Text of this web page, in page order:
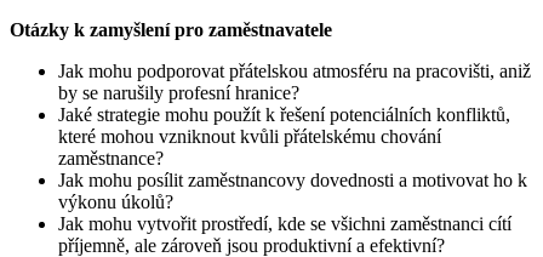
Otázky k zamyšlení pro zaměstnavatele
Jak mohu podporovat přátelskou atmosféru na pracovišti, aniž
by se narušily profesní hranice?
Jaké strategie mohu použít k řešení potenciálních konfliktů,
které mohou vzniknout kvůli přátelskému chování
zaměstnance?
Jak mohu posílit zaměstnancovy dovednosti a motivovat ho k
výkonu úkolů?
Jak mohu vytvořit prostředí, kde se všichni zaměstnanci cítí
příjemně, ale zároveň jsou produktivní a efektivní?